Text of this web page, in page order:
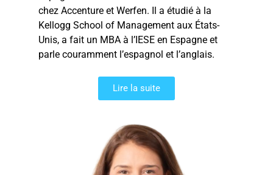
chez Accenture et Werfen. Il a étudié à la
Kellogg School of Management aux États-
Unis, a fait un MBA à l’IESE en Espagne et
parle couramment l’espagnol et l’anglais.
Lire la suite